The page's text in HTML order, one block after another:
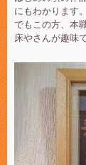
にもわかります。
でもこの方、本
床やさんが趣味